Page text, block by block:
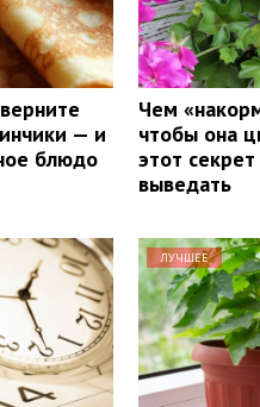
— и
блюдо
Чем
чтобы она
этот
выведать
ЛУЧШЕЕ